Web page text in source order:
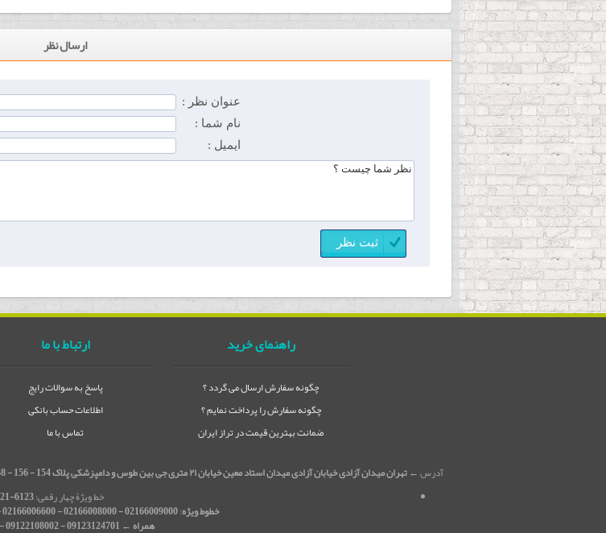
ارسال نظر
عنوان نظر :
نام شما :
ایمیل :
راهنمای خرید
چگونه سفارش ارسال می گردد ؟
چگونه سفارش را پرداخت نمایم ؟
ضمانت بهترین قیمت در تراز ایران
ارتباط با ما
پاسخ به سوالات رایج
اطلاعات حساب بانکی
تماس با ما
آدرس ←تهران میدان آزادی خیابان آزادی میدان استاد معین خیابان ۲۱ متری جی بین طوس و دامپزشکی پلاک 154 - 156 - 158
خط ویژۀ چهار رقمی:6123-021
خطوط ویژه:
02166009000 - 02166008000 - 02166006600 - 02166003300 - 02166003000
همراه ← 09123124701 - 09122108002 - 09122200108